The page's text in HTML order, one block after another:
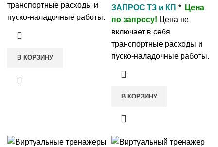
транспортные расходы и
пуско-наладочные работы.
В КОРЗИНУ
ЗАПРОС ТЗ и КП *
Цена
по запросу! Цена не
включает в себя
транспортные расходы и
пуско-наладочные работы.
В КОРЗИНУ